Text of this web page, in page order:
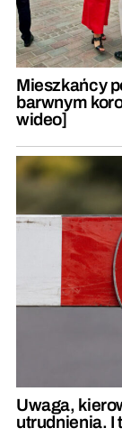
Mieszkańcy
barwnym
wideo]
Uwaga,
utrudnienia. I